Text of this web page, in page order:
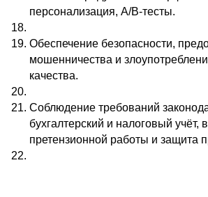
персонализация, A/B-тесты.
Обеспечение безопасности,
мошенничества и
качества.
Соблюдение требований
бухгалтерский и налоговый учёт,
претензионной работы и защита